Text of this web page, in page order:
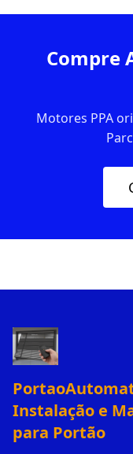
Compre
Motores PPA
Instalação e
para Portão